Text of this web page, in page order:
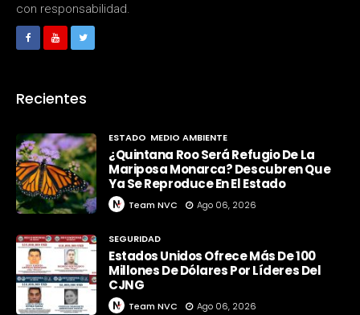
con responsabilidad.
Recientes
ESTADO MEDIO AMBIENTE
¿Quintana Roo Será Refugio De La
Mariposa Monarca? Descubren Que
Ya Se Reproduce En El Estado
Team NVC Ago 06, 2026
SEGURIDAD
Estados Unidos Ofrece Más De 100
Millones De Dólares Por Líderes Del
CJNG
Team NVC Ago 06, 2026